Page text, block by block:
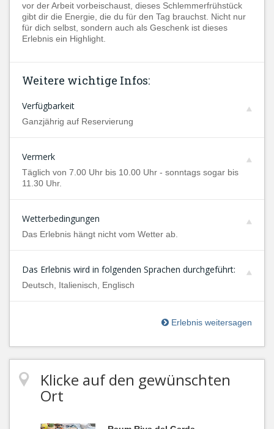
vor der Arbeit vorbeischaust, dieses Schlemmerfrühstück
gibt dir die Energie, die du für den Tag brauchst. Nicht nur
für dich selbst, sondern auch als Geschenk ist dieses
Erlebnis ein Highlight.
Weitere wichtige Infos:
Verfügbarkeit
Ganzjährig auf Reservierung
Vermerk
Täglich von 7.00 Uhr bis 10.00 Uhr - sonntags sogar bis
11.30 Uhr.
Wetterbedingungen
Das Erlebnis hängt nicht vom Wetter ab.
Das Erlebnis wird in folgenden Sprachen durchgeführt:
Deutsch, Italienisch, Englisch
Erlebnis weitersagen
Klicke auf den gewünschten
Ort